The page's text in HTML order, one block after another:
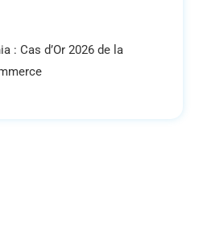
: Cas d’Or 2026 de la